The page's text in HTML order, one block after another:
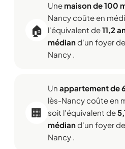
🏠
Une maison de 100
Nancy coûte en
l'équivalent de11,2
médiand'un foyer
Nancy .
🏢
Un appartement de
lès-Nancy coûte en
soit l'équivalent de
médiand'un foyer
Nancy .